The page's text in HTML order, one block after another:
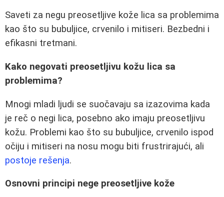
Saveti za negu preosetljive kože lica sa problemima
kao što su bubuljice, crvenilo i mitiseri. Bezbedni i
efikasni tretmani.
Kako negovati preosetljivu kožu lica sa
problemima?
Mnogi mladi ljudi se suočavaju sa izazovima kada
je reč o negi lica, posebno ako imaju preosetljivu
kožu. Problemi kao što su bubuljice, crvenilo ispod
očiju i mitiseri na nosu mogu biti frustrirajući, ali
postoje rešenja.
Osnovni principi nege preosetljive kože